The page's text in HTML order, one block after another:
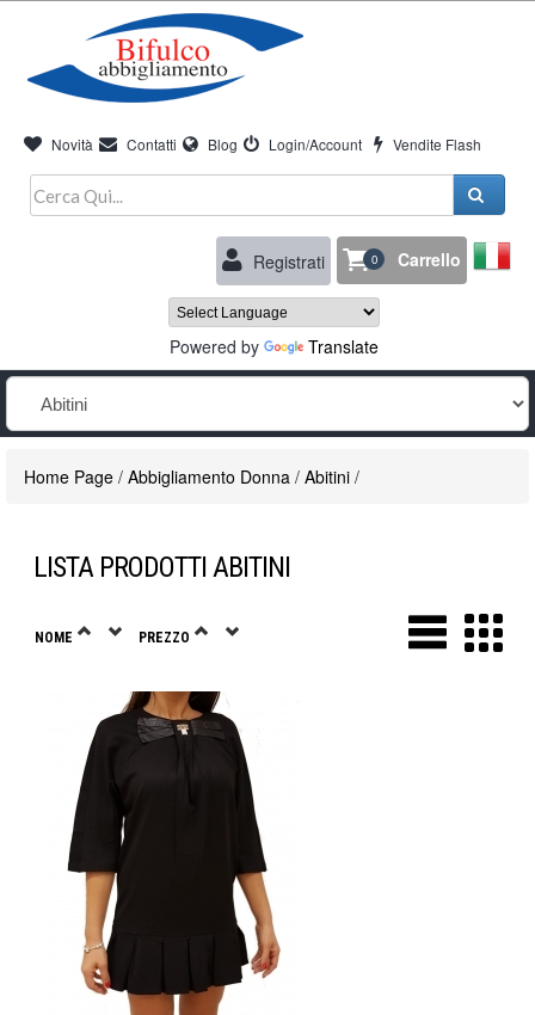
Novità Contatti Blog Login/Account Vendite Flash
Registrati 0 Carrello
Powered by Translate
Home Page / Abbigliamento Donna / Abitini /
LISTA PRODOTTI ABITINI
NOME PREZZO